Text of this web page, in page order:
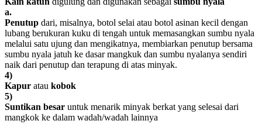
a.
Penutup dari, misalnya, botol selai atau botol asinan kecil dengan
lubang berukuran kuku di tengah untuk memasangkan sumbu nyala
melalui satu ujung dan mengikatnya, membiarkan penutup bersama
sumbu nyala jatuh ke dasar mangkuk dan sumbu nyalanya sendiri
naik dari penutup dan terapung di atas minyak.
4)
Kapur atau kobok
5)
Suntikan besar untuk menarik minyak berkat yang selesai dari
mangkok ke dalam wadah/wadah lainnya